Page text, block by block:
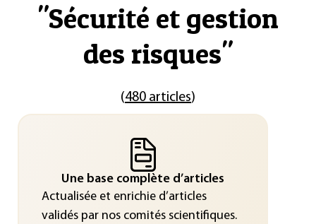
"Sécurité et gestion
des risques"
(480 articles)
Une base complète d’articles
Actualisée et enrichie d’articles
validés par nos comités scientifiques.